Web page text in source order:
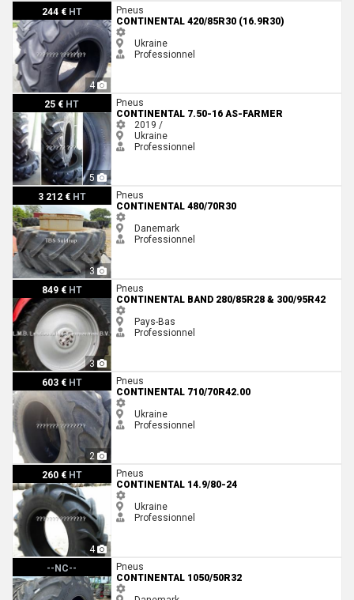
244 € HT
4
Continental 420/85R30 (16.9R30)
Pneus
CONTINENTAL 420/85R30 (16.9R30)
Ukraine
Professionnel
25 € HT
5
Continental 7.50-16 AS-Farmer
Pneus
CONTINENTAL 7.50-16 AS-FARMER
2019 /
Ukraine
Professionnel
3 212 € HT
3
Continental 480/70R30
Pneus
CONTINENTAL 480/70R30
Danemark
Professionnel
849 € HT
3
Continental Band 280/85R28 & 300/95R42
Pneus
CONTINENTAL BAND 280/85R28 & 300/95R42
Pays-Bas
Professionnel
603 € HT
2
Continental 710/70R42.00Pneus
CONTINENTAL 710/70R42.00
Ukraine
Professionnel
260 € HT
4
Continental 14.9/80-24
Pneus
CONTINENTAL 14.9/80-24
Ukraine
Professionnel
--NC--
Continental 1050/50R32Pneus
CONTINENTAL 1050/50R32